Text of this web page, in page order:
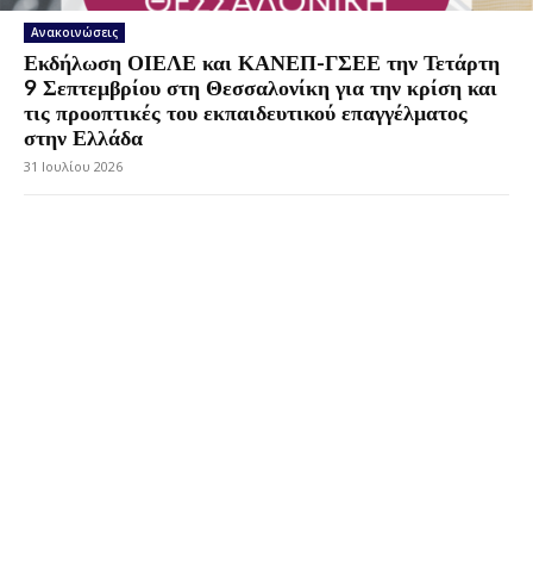
Ανακοινώσεις
Εκδήλωση ΟΙΕΛΕ και ΚΑΝΕΠ-ΓΣΕΕ την Τετάρτη
9 Σεπτεμβρίου στη Θεσσαλονίκη για την κρίση και
τις προοπτικές του εκπαιδευτικού επαγγέλματος
στην Ελλάδα
31 Ιουλίου 2026